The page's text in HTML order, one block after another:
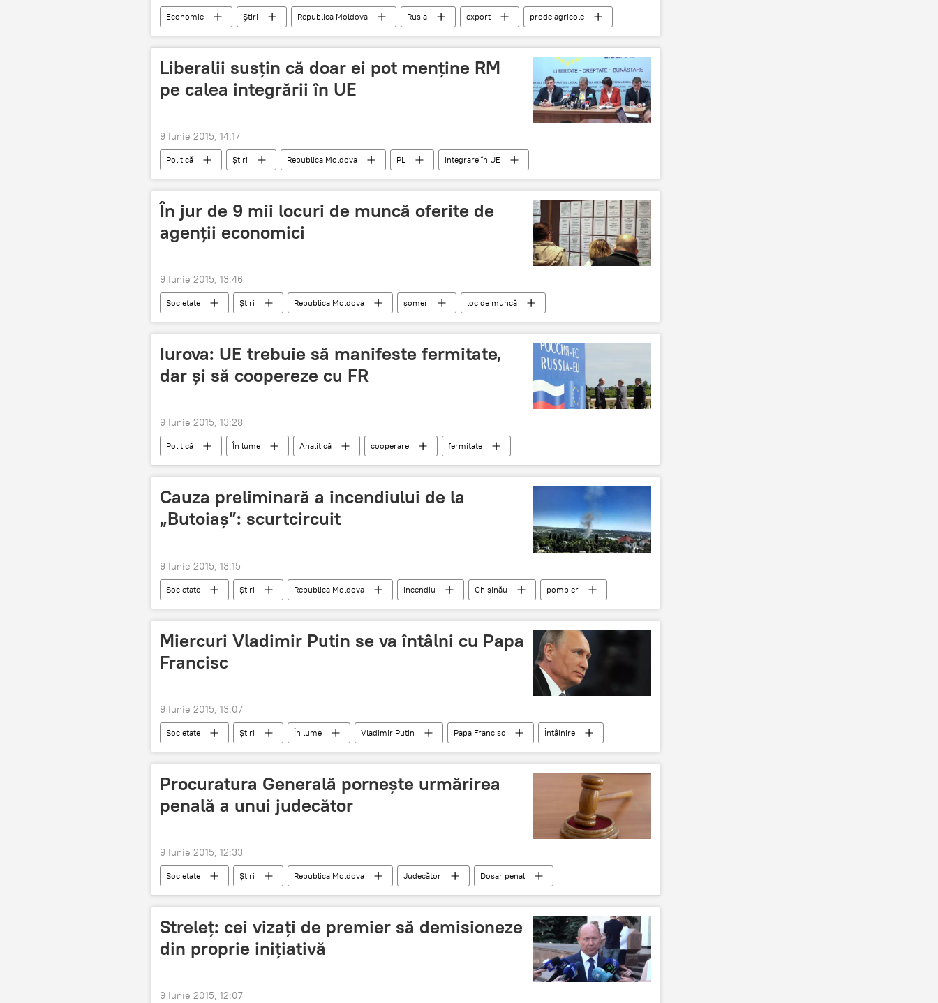
Economie Știri Republica Moldova Rusia export prode agricole
Liberalii susţin că doar ei pot menţine RM
pe calea integrării în UE
9 Iunie 2015, 14:17
Politică Știri Republica Moldova PL
Integrare în UE
Politica bugetară
În jur de 9 mii locuri de muncă oferite de
agenţii economici
9 Iunie 2015, 13:46
Societate Știri Republica Moldova şomer
loc de muncă
ANOFM
Iurova: UE trebuie să manifeste fermitate,
dar și să coopereze cu FR
9 Iunie 2015, 13:28
Politică În lume Analitică cooperare fermitate
Cauza preliminară a incendiului de la
„Butoiaş”: scurtcircuit
9 Iunie 2015, 13:15
Societate Știri Republica Moldova incendiu Chişinău pompier
Miercuri Vladimir Putin se va întâlni cu Papa
Francisc
9 Iunie 2015, 13:07
Societate Știri În lume Vladimir Putin Papa Francisc
Întâlnire
Probleme globale
Procuratura Generală porneşte urmărirea
penală a unui judecător
9 Iunie 2015, 12:33
Societate Știri Republica Moldova Judecător
Dosar penal
Procuratura Generală
Streleţ: cei vizaţi de premier să demisioneze
din proprie iniţiativă
9 Iunie 2015, 12:07